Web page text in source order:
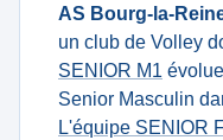
AS Bourg-la-
un club de Volley
SENIOR M1
Senior Masculin
L'équipe SENIOR